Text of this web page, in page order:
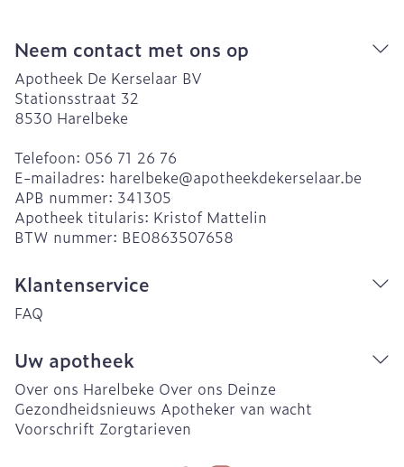
Neem contact met ons op
Apotheek De Kerselaar BV
Stationsstraat 32
8530 Harelbeke
Telefoon: 056 71 26 76
E-mailadres: harelbeke@apotheekdekerselaar.be
APB nummer: 341305
Apotheek titularis: Kristof Mattelin
BTW nummer: BE0863507658
Klantenservice
FAQ
Uw apotheek
Over ons Harelbeke Over ons Deinze
Gezondheidsnieuws Apotheker van wacht
Voorschrift Zorgtarieven